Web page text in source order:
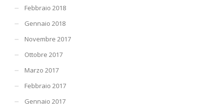
Febbraio 2018
Gennaio 2018
Novembre 2017
Ottobre 2017
Marzo 2017
Febbraio 2017
Gennaio 2017